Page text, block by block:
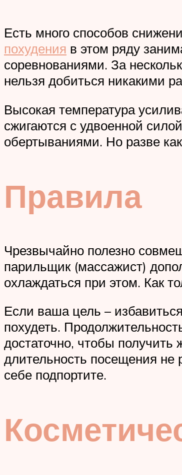
Есть много способов
похудения в этом ряду
соревнованиями. За
нельзя добиться никакими
Высокая температура
сжигаются с удвоенной
обертываниями. Но разве
Правила
Чрезвычайно полезно
парильщик (массажист)
охлаждаться при этом. Как
Если ваша цель –
похудеть.
достаточно, чтобы
длительность посещения не
себе подпортите.